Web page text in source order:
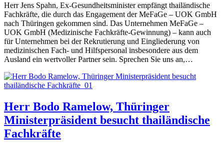
Herr Jens Spahn, Ex-Gesundheitsminister empfängt thailändische
Fachkräfte, die durch das Engagement der MeFaGe – UOK GmbH
nach Thüringen gekommen sind. Das Unternehmen MeFaGe –
UOK GmbH (Medizinische Fachkräfte-Gewinnung) – kann auch
für Unternehmen bei der Rekrutierung und Eingliederung von
medizinischen Fach- und Hilfspersonal insbesondere aus dem
Ausland ein wertvoller Partner sein. Sprechen Sie uns an,…
Herr Bodo Ramelow, Thüringer
Ministerpräsident besucht thailändische
Fachkräfte